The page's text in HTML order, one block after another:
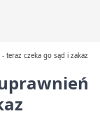
teraz czeka go sąd i zakaz